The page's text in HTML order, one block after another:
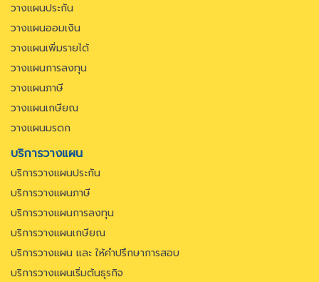
วางแผนประกัน
วางแผนออมเงิน
วางแผนเพิ่มรายได้
วางแผนการลงทุน
วางแผนภาษี
วางแผนเกษียณ
วางแผนมรดก
บริการวางแผน
บริการวางแผนประกัน
บริการวางแผนภาษี
บริการวางแผนการลงทุน
บริการวางแผนเกษียณ
บริการวางแผน และ ให้คำปรึกษาการสอบ
บริการวางแผนเริ่มต้นธุรกิจ